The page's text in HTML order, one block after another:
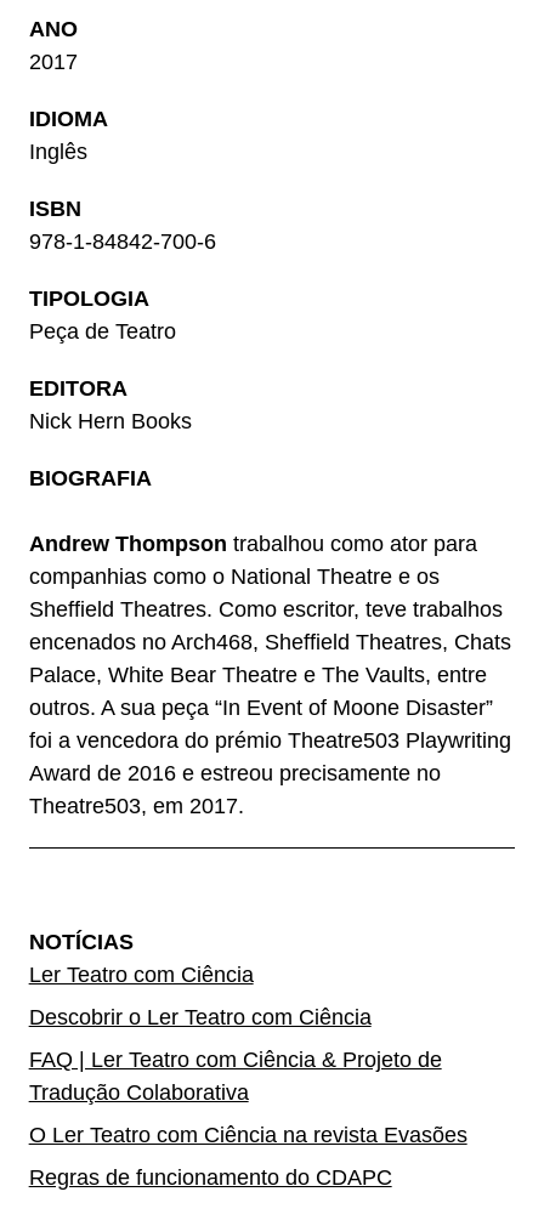
ANO
2017
IDIOMA
Inglês
ISBN
978-1-84842-700-6
TIPOLOGIA
Peça de Teatro
EDITORA
Nick Hern Books
BIOGRAFIA
Andrew Thompson trabalhou como ator para
companhias como o National Theatre e os
Sheffield Theatres. Como escritor, teve trabalhos
encenados no Arch468, Sheffield Theatres, Chats
Palace, White Bear Theatre e The Vaults, entre
outros. A sua peça “In Event of Moone Disaster”
foi a vencedora do prémio Theatre503 Playwriting
Award de 2016 e estreou precisamente no
Theatre503, em 2017.
NOTÍCIAS
Ler Teatro com Ciência
Descobrir o Ler Teatro com Ciência
FAQ | Ler Teatro com Ciência & Projeto de
Tradução Colaborativa
O Ler Teatro com Ciência na revista Evasões
Regras de funcionamento do CDAPC